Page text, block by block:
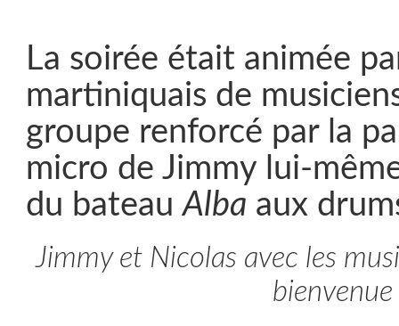
La soirée était animée
martiniquais de
groupe renforcé par la
micro de Jimmy lui-
du bateauAlba aux
Jimmy et Nicolas avec les
bienvenue